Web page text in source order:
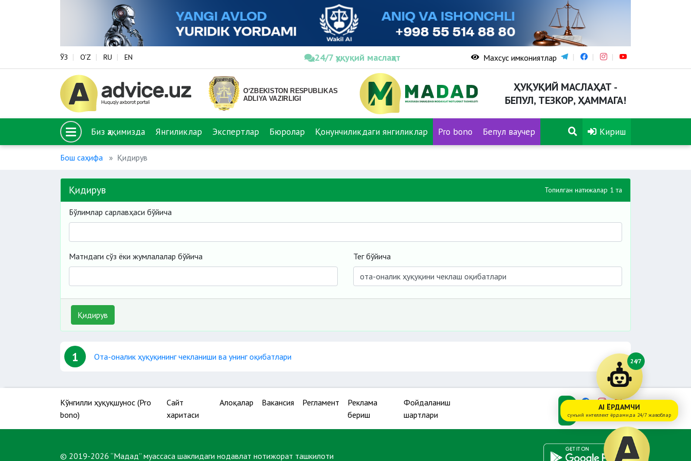
ЎЗ O‘Z RU EN 24/7 ҳуқуқий маслаҳат Махсус имкониятлар
ҲУҚУҚИЙ МАСЛАҲАТ -
БЕПУЛ, ТЕЗКОР, ҲАММАГА!
Биз ҳақимизда Янгиликлар Экспертлар Бюролар Қонунчиликдаги янгиликлар Pro bono Бепул ваучер Кириш
Бош саҳифа Қидирув
Қидирув Топилган натижалар 1 та
Бўлимлар сарлавҳаси бўйича
Матндаги сўз ёки жумлалалар бўйича Тег бўйича
Қидирув
1 Ота-оналик ҳуқуқининг чекланиши ва унинг оқибатлари
Кўнгилли ҳуқуқшунос (Pro
bono)
Сайт
харитаси
Алоқалар Вакансия Регламент
Реклама
бериш
Фойдаланиш
шартлари
© 2019-2026 “Мадад” муассаса шаклидаги нодавлат нотижорат ташкилоти
24/7
AI ЁРДАМЧИ
сунъий интеллект ёрдамида 24/7 жавоблар